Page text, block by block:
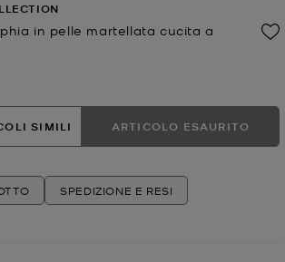
in pelle martellata cucita a
SIMILI ARTICOLO ESAURITO
SPEDIZIONE E RESI